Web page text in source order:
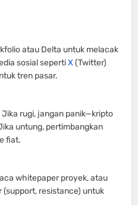
atau Delta untuk melacak
sosial sepertiX(Twitter)
tren pasar.
rugi, jangan panik—kripto
untung, pertimbangkan
fiat.
whitepaper proyek, atau
(support, resistance) untuk